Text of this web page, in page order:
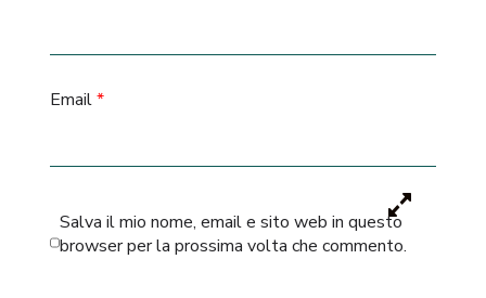
Email*
Salva il mio nome, email e sito web in questo
browser per la prossima volta che commento.